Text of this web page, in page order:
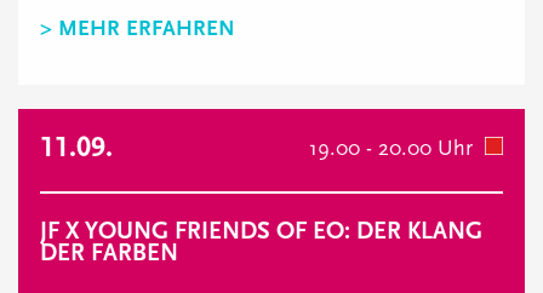
> MEHR ERFAHREN
11.09. 19.00 - 20.00 Uhr
JF X YOUNG FRIENDS OF EO: DER KLANG
DER FARBEN